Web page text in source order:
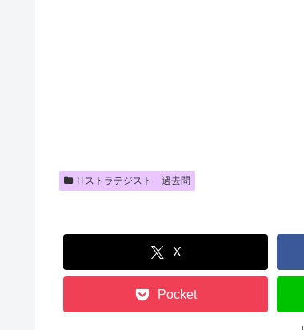
ITストラテジスト 過去問
X
Pocket